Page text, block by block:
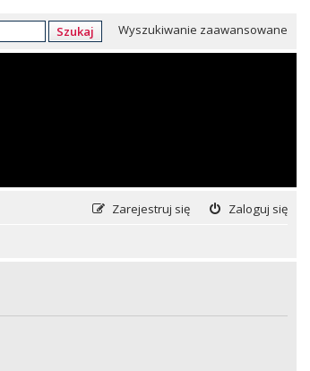
Szukaj Wyszukiwanie zaawansowane
Zaloguj się
Zarejestruj się